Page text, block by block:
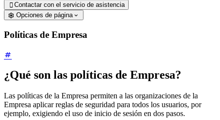
 Contactar con el servicio de asistencia
Opciones de página
Políticas de Empresa
¿Qué son las políticas de Empresa?
Las políticas de la Empresa permiten a las organizaciones de la
Empresa aplicar reglas de seguridad para todos los usuarios, por
ejemplo, exigiendo el uso de inicio de sesión en dos pasos.